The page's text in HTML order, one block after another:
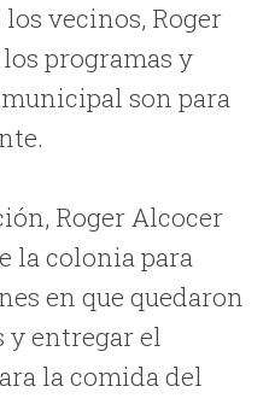
vecinos, Roger
programas y
son para
Roger Alcocer
la colonia para
en que quedaron
y entregar el
la comida del